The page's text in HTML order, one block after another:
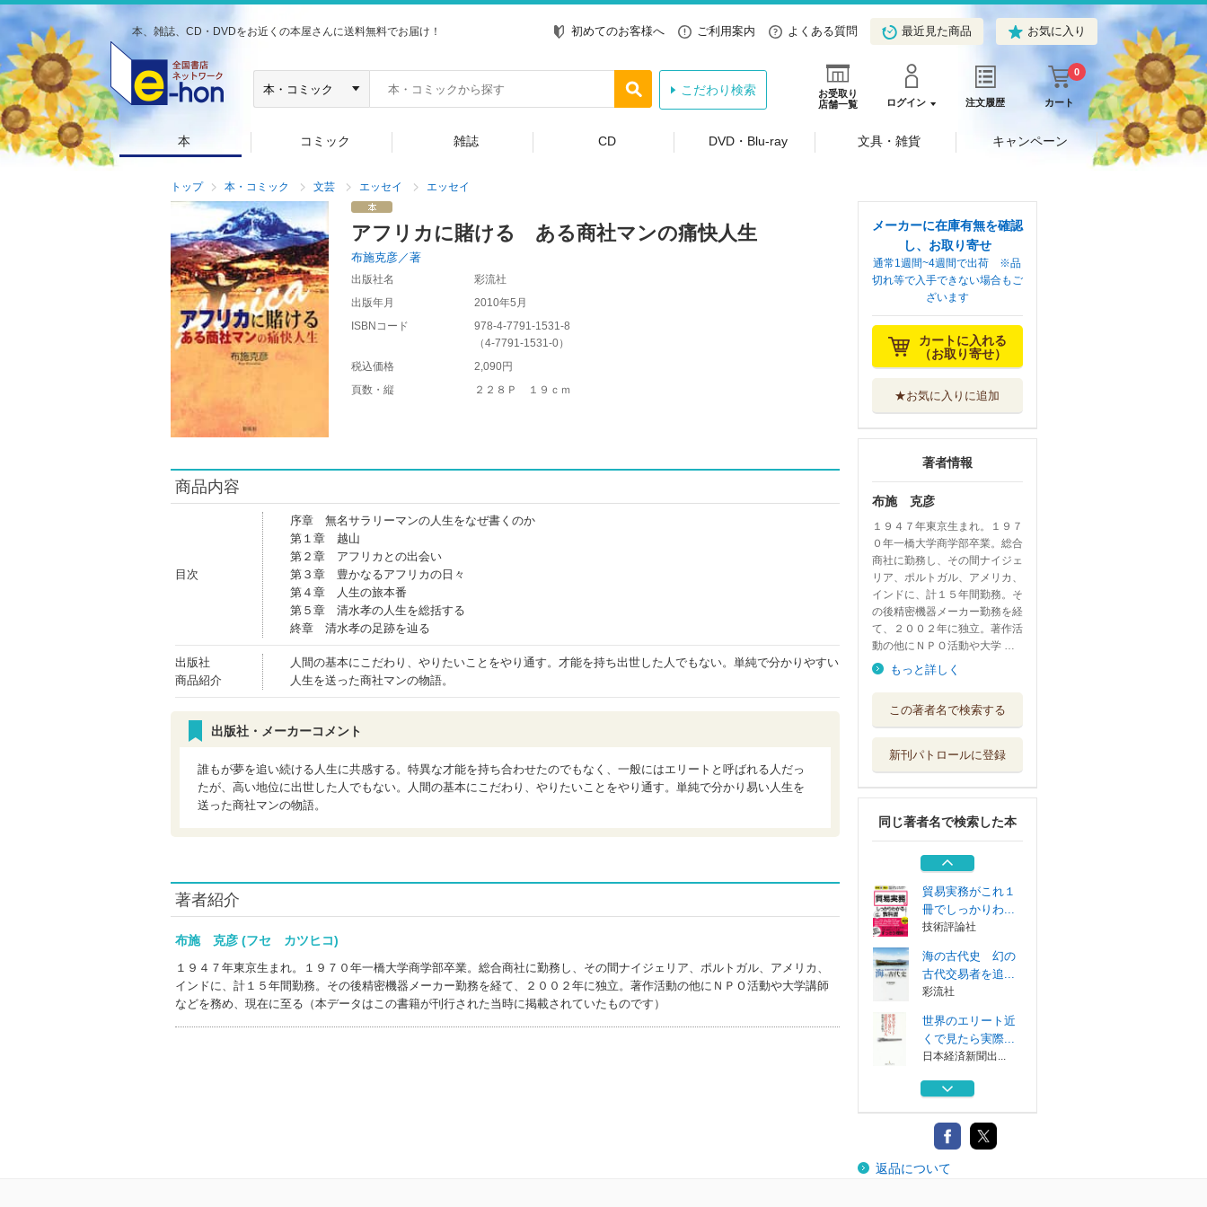
本、雑誌、CD・DVDをお近くの本屋さんに送料無料でお届け！ 初めてのお客様へ ご利用案内 よくある質問 最近見た商品 お気に入り
お受取り
店舗一覧
ログイン 注文履歴 カート
0
こだわり検索
本 コミック 雑誌 CD DVD・Blu-ray 文具・雑貨 キャンペーン
トップ 本・コミック 文芸 エッセイ エッセイ
アフリカに賭ける ある商社マンの痛快人生
布施克彦／著
出版社名
彩流社
出版年月
2010年5月
ISBNコード
978-4-7791-1531-8
（4-7791-1531-0）
税込価格
2,090円
頁数・縦
２２８Ｐ １９ｃｍ
商品内容
目次
序章 無名サラリーマンの人生をなぜ書くのか
第１章 越山
第２章 アフリカとの出会い
第３章 豊かなるアフリカの日々
第４章 人生の旅本番
第５章 清水孝の人生を総括する
終章 清水孝の足跡を辿る
出版社
商品紹介
人間の基本にこだわり、やりたいことをやり通す。才能を持ち出世した人でもない。単純で分かりやすい
人生を送った商社マンの物語。
出版社・メーカーコメント
誰もが夢を追い続ける人生に共感する。特異な才能を持ち合わせたのでもなく、一般にはエリートと呼ばれる人だっ
たが、高い地位に出世した人でもない。人間の基本にこだわり、やりたいことをやり通す。単純で分かり易い人生を
送った商社マンの物語。
著者紹介
布施 克彦 (フセ カツヒコ)
１９４７年東京生まれ。１９７０年一橋大学商学部卒業。総合商社に勤務し、その間ナイジェリア、ポルトガル、アメリカ、
インドに、計１５年間勤務。その後精密機器メーカー勤務を経て、２００２年に独立。著作活動の他にＮＰＯ活動や大学講師
などを務め、現在に至る（本データはこの書籍が刊行された当時に掲載されていたものです）
メーカーに在庫有無を確認
し、お取り寄せ
通常1週間~4週間で出荷 ※品
切れ等で入手できない場合もご
ざいます
カートに入れる
（お取り寄せ）
★お気に入りに追加
著者情報
布施 克彦
１９４７年東京生まれ。１９７
０年一橋大学商学部卒業。総合
商社に勤務し、その間ナイジェ
リア、ポルトガル、アメリカ、
インドに、計１５年間勤務。そ
の後精密機器メーカー勤務を経
て、２００２年に独立。著作活
動の他にＮＰＯ活動や大学 …
もっと詳しく
この著者名で検索する
新刊パトロールに登録
同じ著者名で検索した本
くで見たら実際...
介護現場で使える
翔泳社
自分の本のつくり
方 自費出版実...
湘南社
貿易実務がこれ１
冊でしっかりわ...
技術評論社
海の古代史 幻の
古代交易者を追...
彩流社
世界のエリート近
くで見たら実際...
日本経済新聞出...
介護現場で使える
翔泳社
自分の本のつくり
方 自費出版実...
返品について